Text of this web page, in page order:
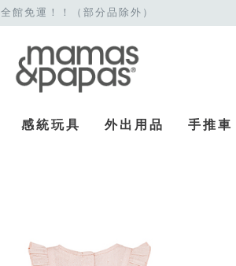
全館免運！！（部分品除外）
感統玩具 外出用品 手推車